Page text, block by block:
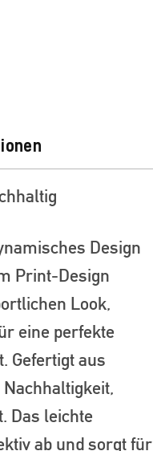
Design
Print-Design
Look,
eine perfekte
Gefertigt aus
Das leichte
ab und sorgt für